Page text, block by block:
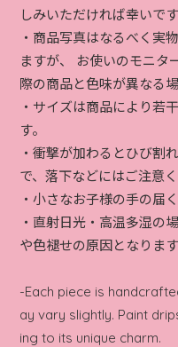
しみいただければ幸いです
・商品写真はなるべく実
ますが、 お使いのモニタ
際の商品と色味が異なる
・サイズは商品により若
す。
・衝撃が加わるとひび割
で、落下などにはご注意く
・小さなお子様の手の届
・直射日光・高温多湿の
や色褪せの原因となります
-Each piece is
ay vary slightly. Paint
ing to its unique charm.